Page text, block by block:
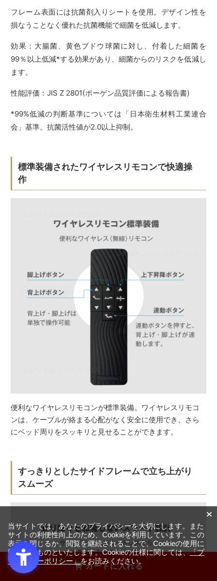
カートに入れる
フレーム表面には抗菌剤入りシートを使用。デザイン性を
損なうことなく優れた抗菌機能で細菌を低減します。
効果：大腸菌、黄色ブドウ球菌に対し、付着した細菌を
99％以上低減*する効果があり、細菌からのリスクを低減し
ます。
性能評価：JIS Z 2801(ボーゲン品質評価による報告書)
*99%低減の判断基準については「日本衛生材料工業連合
会」基準。抗菌活性値が2.0以上抑制。
標準装備されたワイヤレスリモコンで快適操
作
便利なワイヤレスリモコンが標準装備。ワイヤレスリモコ
ンは、ケーブルが絡まる心配がなく安全に使用でき、さら
にベッド周りをスッキリと見せることができます。
すっきりとしたサイドフレームで立ち上がり
スムーズ
当サイトでは、あなたのプライバシーを大切にします。また
サイトの利便性向上のため、Cookieを利用しています。この
表示を閉じるか、閲覧を継続されることで、Cookieの使用に
同意するものといたします。Cookieの仕様に関しては、「プ
ライバシーポリシー」をお読みください。